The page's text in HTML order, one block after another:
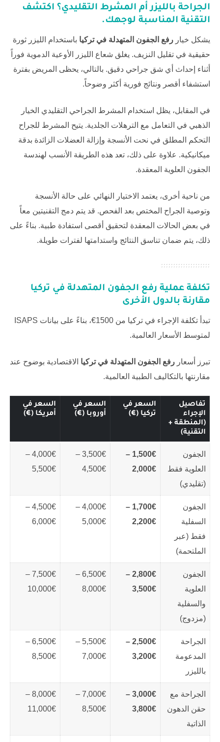
الجراحة بالليزر أم المشرط التقليدي؟ اكتشف
التقنية المناسبة لوجهك.
يشكل خيار رفع الجفون المتهدلة في تركيا باستخدام الليزر ثورة
حقيقية في تقليل النزيف. يغلق شعاع الليزر الأوعية الدموية فوراً
أثناء إحداث أي شق جراحي دقيق. بالتالي، يحظى المريض بفترة
استشفاء أقصر ونتائج فورية أكثر وضوحاً.
في المقابل، يظل استخدام المشرط الجراحي التقليدي الخيار
الذهبي في التعامل مع الترهلات الجلدية. يتيح المشرط للجراح
التحكم المطلق في نحت الأنسجة وإزالة العضلات الزائدة بدقة
ميكانيكية. علاوة على ذلك، تعد هذه الطريقة الأنسب لهندسة
الجفون العلوية المعقدة.
من ناحية أخرى، يعتمد الاختيار النهائي على حالة الأنسجة
وتوصية الجراح المختص بعد الفحص. قد يتم دمج التقنيتين معاً
في بعض الحالات المعقدة لتحقيق أقصى استفادة طبية. بناءً على
ذلك، يتم ضمان تناسق النتائج واستدامتها لفترات طويلة.
تكلفة عملية رفع الجفون المتهدلة في تركيا
مقارنة بالدول الأخرى
تبدأ تكلفة الإجراء في تركيا من 1500€، بناءً على بيانات ISAPS
لمتوسط الأسعار العالمية.
تبرز أسعار رفع الجفون المتهدلة في تركيا الاقتصادية بوضوح عند
مقارنتها بالتكاليف الطبية العالمية.
تفاصيل
الإجراء
(المنطقة +
التقنية)
السعر في
تركيا (€)
السعر في
أوروبا (€)
السعر في
أمريكا (€)
الجفون
العلوية فقط
(تقليدي)
1,500€ –
2,000€
3,500€ –
4,500€
4,000€ –
5,500€
الجفون
السفلية
فقط (عبر
الملتحمة)
1,700€ –
2,200€
4,000€ –
5,000€
4,500€ –
6,000€
الجفون
العلوية
والسفلية
(مزدوج)
2,800€ –
3,500€
6,500€ –
8,000€
7,500€ –
10,000€
الجراحة
المدعومة
بالليزر
2,500€ –
3,200€
5,500€ –
7,000€
6,500€ –
8,500€
الجراحة مع
حقن الدهون
الذاتية
3,000€ –
3,800€
7,000€ –
8,500€
8,000€ –
11,000€